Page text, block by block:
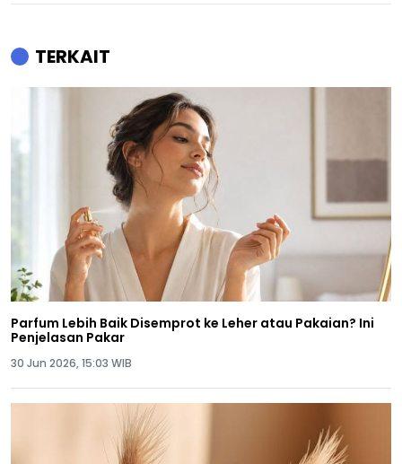
TERKAIT
Parfum Lebih Baik Disemprot ke Leher atau Pakaian? Ini
Penjelasan Pakar
30 Jun 2026, 15:03 WIB